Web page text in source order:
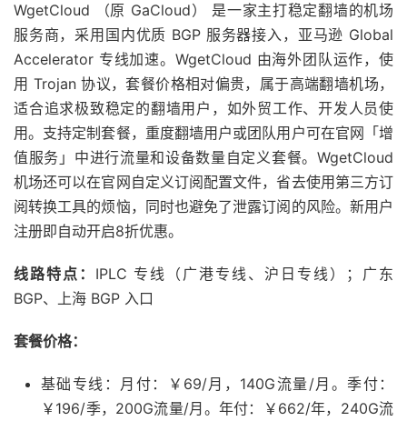
WgetCloud （原 GaCloud） 是一家主打稳定翻墙的机场
服务商，采用国内优质 BGP 服务器接入，亚马逊 Global
Accelerator 专线加速。WgetCloud 由海外团队运作，使
用 Trojan 协议，套餐价格相对偏贵，属于高端翻墙机场，
适合追求极致稳定的翻墙用户，如外贸工作、开发人员使
用。支持定制套餐，重度翻墙用户或团队用户可在官网「增
值服务」中进行流量和设备数量自定义套餐。WgetCloud
机场还可以在官网自定义订阅配置文件，省去使用第三方订
阅转换工具的烦恼，同时也避免了泄露订阅的风险。新用户
注册即自动开启8折优惠。
线路特点： IPLC 专线（广港专线、沪日专线）；广东
BGP、上海 BGP 入口
套餐价格：
基础专线：月付：￥69/月，140G流量/月。季付：
￥196/季，200G流量/月。年付：￥662/年，240G流